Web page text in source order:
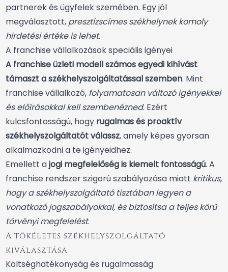
partnerek és ügyfelek szemében. Egy jól
megválasztott, presztízscímes székhelynek komoly
hirdetési értéke is lehet.
A franchise vállalkozások speciális igényei
A franchise üzleti modell számos egyedi kihívást
támaszt a székhelyszolgáltatással szemben. Mint
franchise vállalkozó, folyamatosan változó igényekkel
és előírásokkal kell szembenézned. Ezért
kulcsfontosságú, hogy rugalmas és proaktív
székhelyszolgáltatót válassz, amely képes gyorsan
alkalmazkodni a te igényeidhez.
Emellett ajogi megfelelőség is kiemelt fontosságú. A
franchise rendszer szigorú szabályozása miatt kritikus,
hogy a székhelyszolgáltató tisztában legyen a
vonatkozó jogszabályokkal, és biztosítsa a teljes körű
törvényi megfelelést.
A tökéletes székhelyszolgáltató
kiválasztása
Költséghatékonyság és rugalmasság